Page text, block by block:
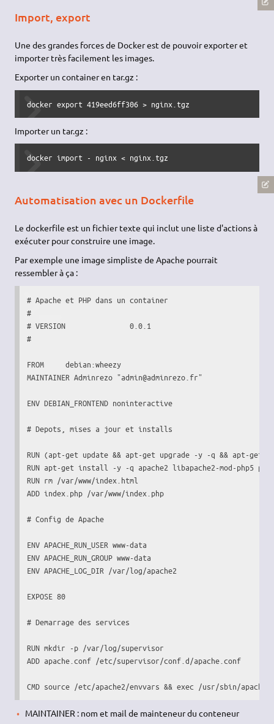
Import, export
Une des grandes forces de Docker est de pouvoir exporter et
importer très facilement les images.
Exporter un container en tar.gz :
docker export 419eed6ff306 > nginx.tgz
Importer un tar.gz :
docker import - nginx < nginx.tgz
Automatisation avec un Dockerfile
Le dockerfile est un fichier texte qui inclut une liste d'actions à
exécuter pour construire une image.
Par exemple une image simpliste de Apache pourrait
ressembler à ça :
# Apache et PHP dans un container
#
# VERSION               0.0.1
#
FROM     debian:wheezy
MAINTAINER Adminrezo "admin@adminrezo.fr"
ENV DEBIAN_FRONTEND noninteractive
# Depots, mises a jour et installs
RUN (apt-get update && apt-get upgrade -y -q && apt-
RUN apt-get install -y -q apache2 libapache2-mod-php5
RUN rm /var/www/index.html
ADD index.php /var/www/index.php
# Config de Apache
ENV APACHE_RUN_USER www-data
ENV APACHE_RUN_GROUP www-data
ENV APACHE_LOG_DIR /var/log/apache2
EXPOSE 80
# Demarrage des services
RUN mkdir -p /var/log/supervisor
ADD apache.conf /etc/supervisor/conf.d/apache.conf
CMD source /etc/apache2/envvars && exec /usr/sbin/apache2 -
MAINTAINER : nom et mail de mainteneur du conteneur